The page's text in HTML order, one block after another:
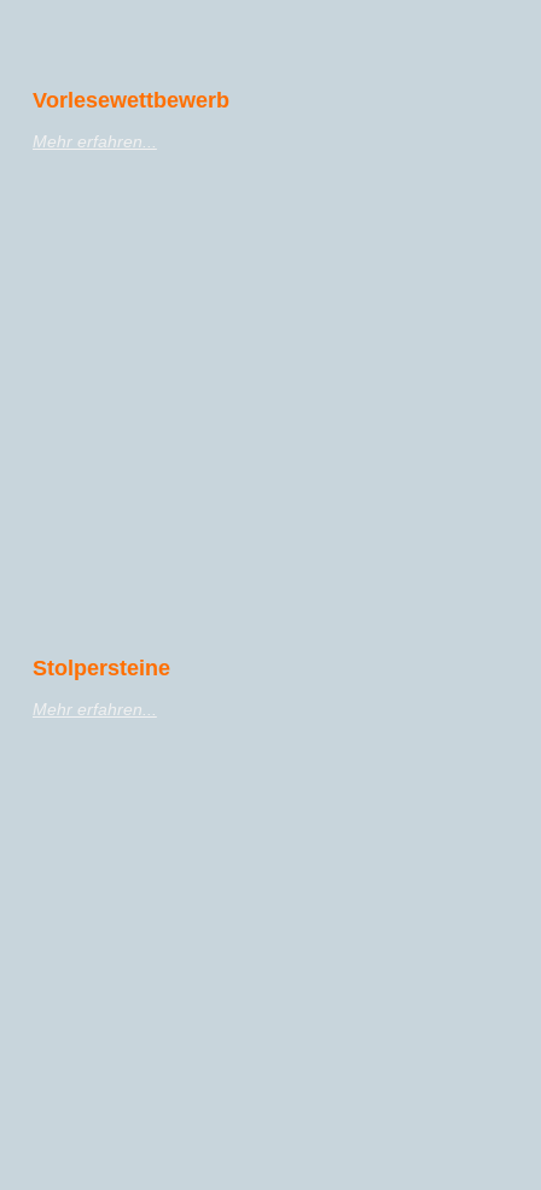
Vorlesewettbewerb
Mehr erfahren...
Stolpersteine
Mehr erfahren...